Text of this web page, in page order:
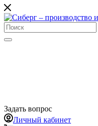
Задать вопрос
Личный кабинет